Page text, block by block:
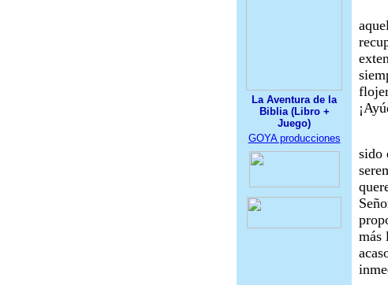
La Aventura de la
Biblia (Libro +
Juego)
GOYA producciones
No
sido
más